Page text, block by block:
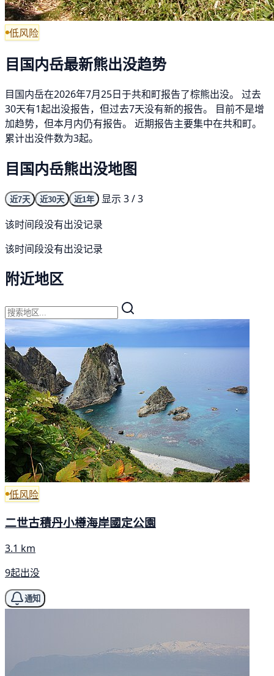
低风险
目国内岳最新熊出没趋势
目国内岳在2026年7月25日于共和町报告了棕熊出没。 过去
30天有1起出没报告，但过去7天没有新的报告。 目前不是增
加趋势，但本月内仍有报告。 近期报告主要集中在共和町。
累计出没件数为3起。
目国内岳熊出没地图
近7天 近30天 近1年
显示 3 / 3
该时间段没有出没记录
该时间段没有出没记录
附近地区
低风险
二世古積丹小樽海岸國定公園
3.1 km
9起出没
通知